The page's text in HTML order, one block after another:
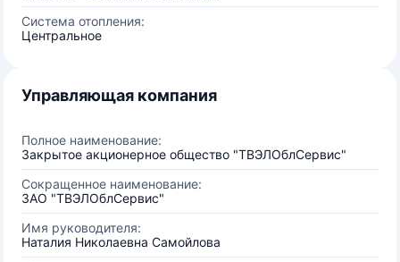
Система отопления:
Центральное
Управляющая компания
Полное наименование:
Закрытое акционерное общество "ТВЭЛОблСервис"
Сокращенное наименование:
ЗАО "ТВЭЛОблСервис"
Имя руководителя:
Наталия Николаевна Самойлова